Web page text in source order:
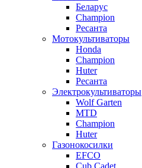
Беларус
Champion
Ресанта
Мотокультиваторы
Honda
Champion
Huter
Ресанта
Электрокультиваторы
Wolf Garten
MTD
Champion
Huter
Газонокосилки
EFCO
Cub Cadet